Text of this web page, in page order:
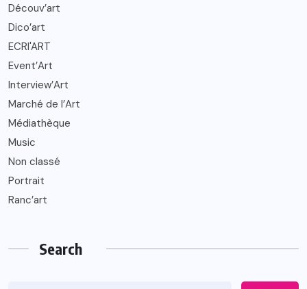
Découv’art
Dico’art
ECRI'ART
Event’Art
Interview’Art
Marché de l’Art
Médiathèque
Music
Non classé
Portrait
Ranc’art
Search